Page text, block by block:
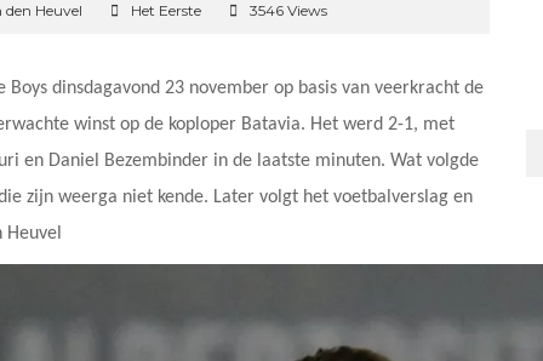
den Heuvel Het Eerste 3546 Views
dinsdagavond 23 november op basis van veerkracht de
winst op de koploper Batavia. Het werd 2-1, met
en Daniel Bezembinder in de laatste minuten. Wat volgde
zijn weerga niet kende. Later volgt het voetbalverslag en